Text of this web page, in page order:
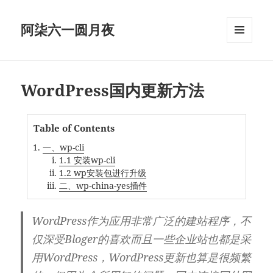
阿柒六一圆月夜
WordPress国内更新方法
Table of Contents
一、wp-cli
1.1 安装wp-cli
1.2 wp安装包进行升级
二、wp-china-yes插件
WordPress作为应用非常广泛的建站程序，不
仅深受Bloger的喜欢而且一些企业站也都是采
用WordPress，WordPress更新也算是很频繁